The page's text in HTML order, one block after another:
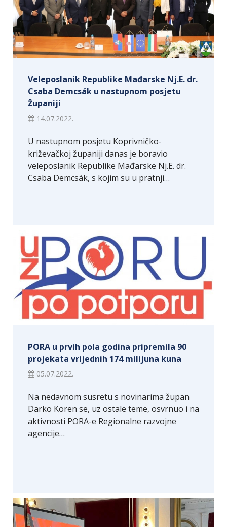
Veleposlanik Republike Mađarske Nj.E. dr.
Csaba Demcsák u nastupnom posjetu
Županiji
14.07.2022.
U nastupnom posjetu Koprivničko-
križevačkoj županiji danas je boravio
veleposlanik Republike Mađarske Nj.E. dr.
Csaba Demcsák, s kojim su u pratnji…
PORA u prvih pola godina pripremila 90
projekata vrijednih 174 milijuna kuna
05.07.2022.
Na nedavnom susretu s novinarima župan
Darko Koren se, uz ostale teme, osvrnuo i na
aktivnosti PORA-e Regionalne razvojne
agencije…